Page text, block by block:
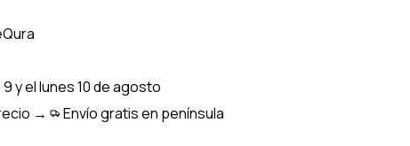
y el lunes 10 de agosto
→
Envío gratis en península